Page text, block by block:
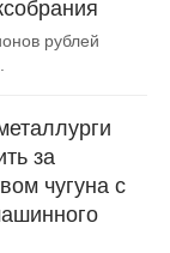
рублей
за
чугуна с